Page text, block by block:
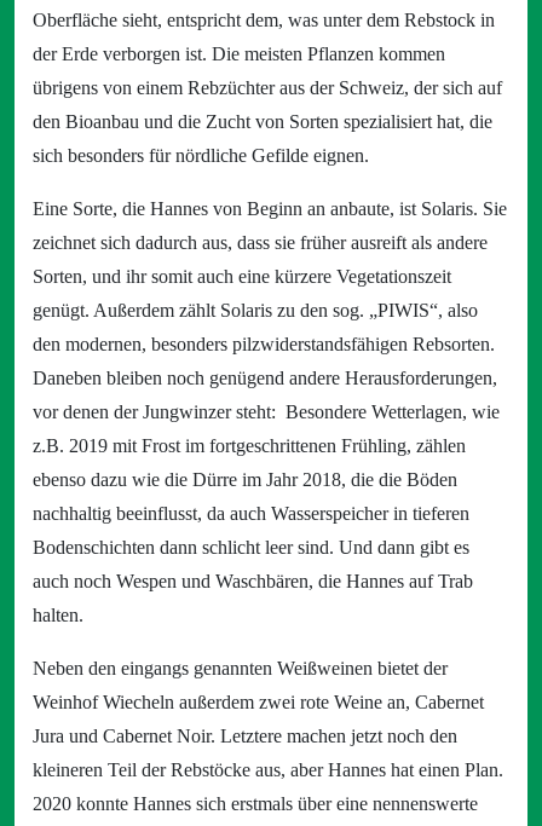
Oberfläche sieht, entspricht dem, was unter dem Rebstock in
der Erde verborgen ist. Die meisten Pflanzen kommen
übrigens von einem Rebzüchter aus der Schweiz, der sich auf
den Bioanbau und die Zucht von Sorten spezialisiert hat, die
sich besonders für nördliche Gefilde eignen.
Eine Sorte, die Hannes von Beginn an anbaute, ist Solaris. Sie
zeichnet sich dadurch aus, dass sie früher ausreift als andere
Sorten, und ihr somit auch eine kürzere Vegetationszeit
genügt. Außerdem zählt Solaris zu den sog. „PIWIS“, also
den modernen, besonders pilzwiderstandsfähigen Rebsorten.
Daneben bleiben noch genügend andere Herausforderungen,
vor denen der Jungwinzer steht: Besondere Wetterlagen, wie
z.B. 2019 mit Frost im fortgeschrittenen Frühling, zählen
ebenso dazu wie die Dürre im Jahr 2018, die die Böden
nachhaltig beeinflusst, da auch Wasserspeicher in tieferen
Bodenschichten dann schlicht leer sind. Und dann gibt es
auch noch Wespen und Waschbären, die Hannes auf Trab
halten.
Neben den eingangs genannten Weißweinen bietet der
Weinhof Wiecheln außerdem zwei rote Weine an, Cabernet
Jura und Cabernet Noir. Letztere machen jetzt noch den
kleineren Teil der Rebstöcke aus, aber Hannes hat einen Plan.
2020 konnte Hannes sich erstmals über eine nennenswerte